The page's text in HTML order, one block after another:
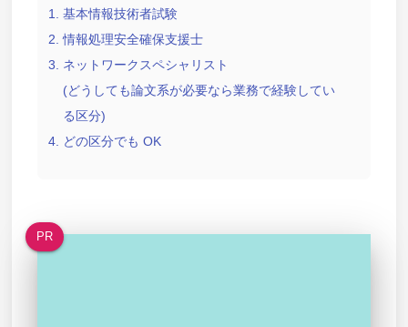
基本情報技術者試験
情報処理安全確保支援士
ネットワークスペシャリスト
(どうしても論文系が必要なら業務で経験してい
る区分)
どの区分でも OK
PR